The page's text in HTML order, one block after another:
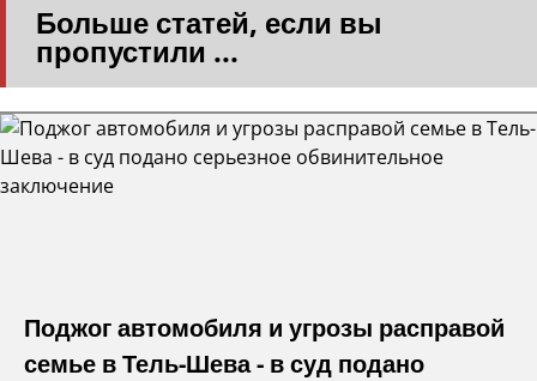
Больше статей, если вы
пропустили ...
Поджог автомобиля и угрозы расправой
семье в Тель-Шева - в суд подано